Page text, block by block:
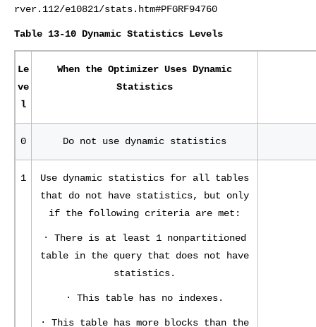
rver.112/e10821/stats.htm#PFGRF94760
Table 13-10 Dynamic Statistics Levels
Le
ve
l
When the Optimizer Uses Dynamic
Statistics
0 Do not use dynamic statistics
1
Use dynamic statistics for all tables
that do not have statistics, but only
if the following criteria are met:
· There is at least 1 nonpartitioned
table in the query that does not have
statistics.
· This table has no indexes.
· This table has more blocks than the